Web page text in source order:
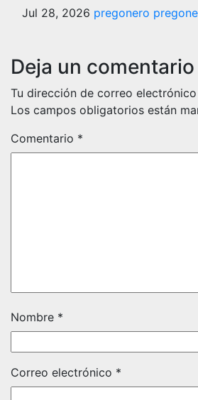
Jul 28, 2026 pregonero
Deja un comentario
Tu dirección de correo
Los campos obligatorios están
Comentario *
Nombre *
Correo electrónico *